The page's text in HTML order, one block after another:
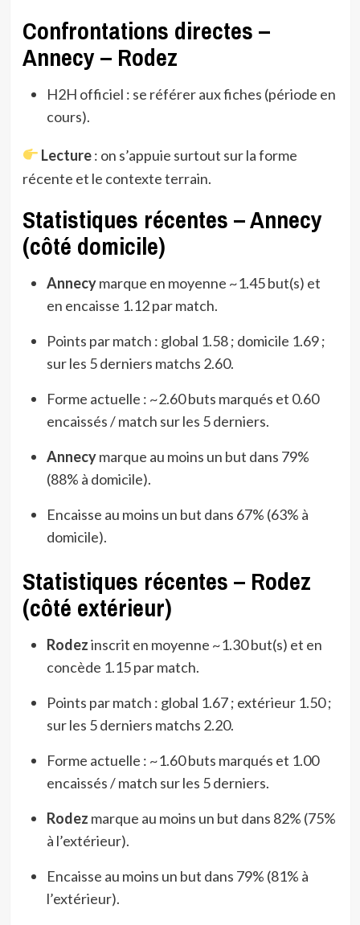
Confrontations directes –
Annecy – Rodez
H2H officiel : se référer aux fiches (période en
cours).
Lecture: on s’appuie surtout sur la forme
récente et le contexte terrain.
Statistiques récentes – Annecy
(côté domicile)
Annecymarque en moyenne ~1.45 but(s) et
en encaisse 1.12 par match.
Points par match : global 1.58 ; domicile 1.69 ;
sur les 5 derniers matchs 2.60.
Forme actuelle : ~2.60 buts marqués et 0.60
encaissés / match sur les 5 derniers.
Annecymarque au moins un but dans 79%
(88% à domicile).
Encaisse au moins un but dans 67% (63% à
domicile).
Statistiques récentes – Rodez
(côté extérieur)
Rodezinscrit en moyenne ~1.30 but(s) et en
concède 1.15 par match.
Points par match : global 1.67 ; extérieur 1.50 ;
sur les 5 derniers matchs 2.20.
Forme actuelle : ~1.60 buts marqués et 1.00
encaissés / match sur les 5 derniers.
Rodez marque au moins un but dans 82% (75%
à l’extérieur).
Encaisse au moins un but dans 79% (81% à
l’extérieur).